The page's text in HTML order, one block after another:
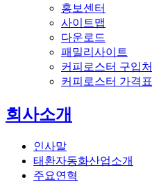
홍보센터
사이트맵
다운로드
패밀리사이트
커피로스터 구입처
커피로스터 가격표
회사소개
인사말
태환자동화산업소개
주요연혁